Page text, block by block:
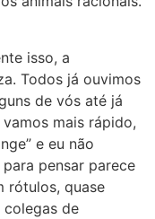
isso, a
Todos já ouvimos
de vós até já
mais rápido,
e eu não
pensar parece
rótulos, quase
de